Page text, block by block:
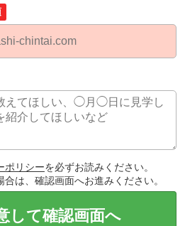
ポリシーを必ずお読みください。
は、確認画面へお進みください。
して確認画面へ